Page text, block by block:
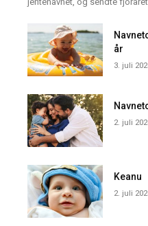
år
3. juli
2. juli
Keanu
2. juli